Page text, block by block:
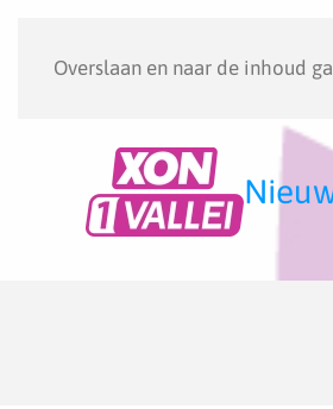
Overslaan en naar de inhoud